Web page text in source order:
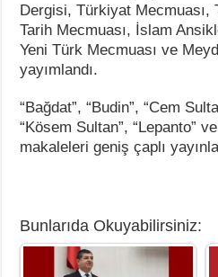
Dergisi, Türkiyat Mecmuası,
Tarih Mecmuası, İslam
Yeni Türk Mecmuası ve
yayımlandı.
“Bağdat”, “Budin”, “Cem
“Kösem Sultan”, “Lepanto”
makaleleri geniş çaplı
Bunlarıda Okuyabilirsiniz: